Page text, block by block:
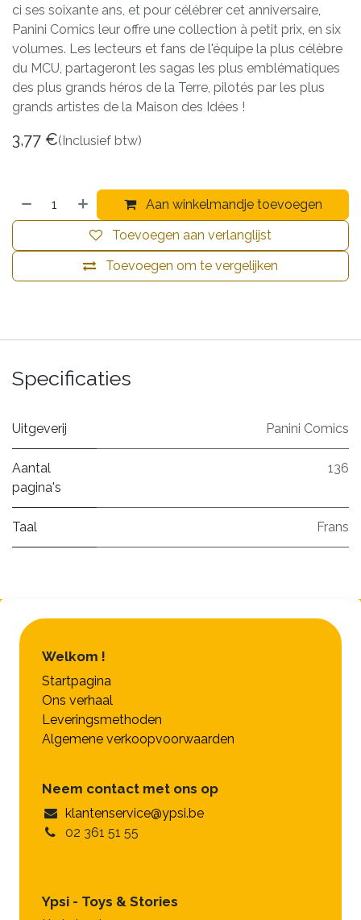
ci ses soixante ans, et pour célébrer cet anniversaire,
Panini Comics leur offre une collection à petit prix, en six
volumes. Les lecteurs et fans de l'équipe la plus célèbre
du MCU, partageront les sagas les plus emblématiques
des plus grands héros de la Terre, pilotés par les plus
grands artistes de la Maison des Idées !
3,77 €(Inclusief btw)
Aan winkelmandje toevoegen
Toevoegen om te vergelijken
Toevoegen aan verlanglijst
Specificaties
Uitgeverij Panini Comics
Aantal
pagina's
136
Taal Frans
Welkom !
Startpagina
Ons verhaal
Leveringsmethoden
Algemene verkoopvoorwaarden
Neem contact met ons op
klantenservice@ypsi.be
02 361 51 55
Ypsi - Toys & Stories